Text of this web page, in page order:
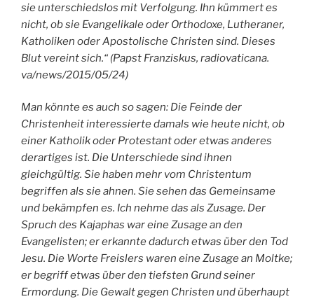
sie unterschiedslos mit Verfolgung. Ihn kümmert es
nicht, ob sie Evangelikale oder Orthodoxe, Lutheraner,
Katholiken oder Apostolische Christen sind. Dieses
Blut vereint sich.“ (Papst Franziskus, radiovaticana.
va/news/2015/05/24)
Man könnte es auch so sagen: Die Feinde der
Christenheit interessierte damals wie heute nicht, ob
einer Katholik oder Protestant oder etwas anderes
derartiges ist. Die Unterschiede sind ihnen
gleichgültig. Sie haben mehr vom Christentum
begriffen als sie ahnen. Sie sehen das Gemeinsame
und bekämpfen es. Ich nehme das als Zusage. Der
Spruch des Kajaphas war eine Zusage an den
Evangelisten; er erkannte dadurch etwas über den Tod
Jesu. Die Worte Freislers waren eine Zusage an Moltke;
er begriff etwas über den tiefsten Grund seiner
Ermordung. Die Gewalt gegen Christen und überhaupt